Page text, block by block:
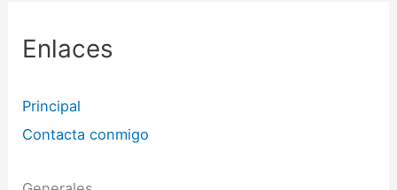
Enlaces
Principal
Contacta conmigo